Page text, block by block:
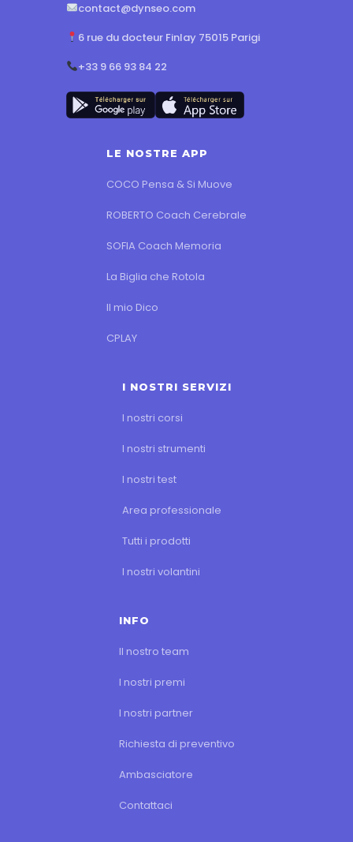
contact@dynseo.com
6 rue du docteur Finlay 75015 Parigi
+33 9 66 93 84 22
LE NOSTRE APP
COCO Pensa & Si Muove
ROBERTO Coach Cerebrale
SOFIA Coach Memoria
La Biglia che Rotola
Il mio Dico
CPLAY
I NOSTRI SERVIZI
I nostri corsi
I nostri strumenti
I nostri test
Area professionale
Tutti i prodotti
I nostri volantini
INFO
Il nostro team
I nostri premi
I nostri partner
Richiesta di preventivo
Ambasciatore
Contattaci